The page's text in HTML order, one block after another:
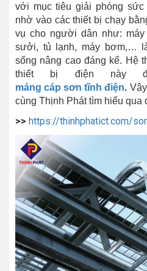
với mục tiêu giải phóng
nhờ vào các thiết bị chạy
vụ cho người dân như: máy
sưởi, tủ lạnh, máy bơm,…
sống nâng cao đáng kể. Hệ
thiết bị điện này
máng cáp sơn tĩnh điện.
cùng Thịnh Phát tìm hiểu
>> https://thinhphatict.com/